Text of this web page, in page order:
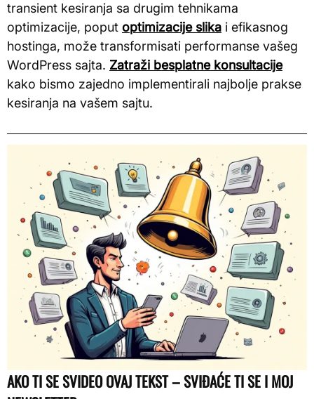
transient kesiranja sa drugim tehnikama
optimizacije, poput optimizacije slika i efikasnog
hostinga, može transformisati performanse vašeg
WordPress sajta. Zatraži besplatne konsultacije
kako bismo zajedno implementirali najbolje prakse
kesiranja na vašem sajtu.
AKO TI SE SVIDEO OVAJ TEKST – SVIĐAĆE TI SE I MOJ